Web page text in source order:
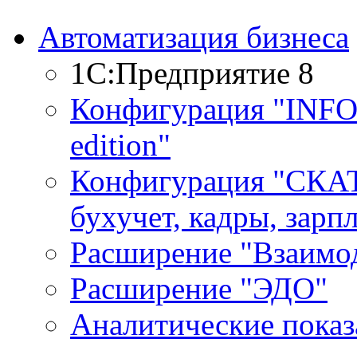
Автоматизация бизнеса
1С:Предприятие 8
Конфигурация
edition"
Конфигурация
бухучет, кадры,
Расширение
Расширение "ЭДО"
Аналитические